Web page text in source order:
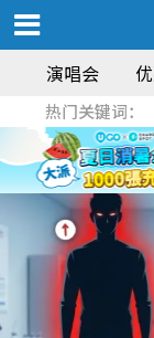
演唱会
热门关键词：